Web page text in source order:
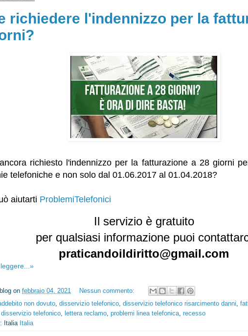
richiedere l'indennizzo per la
richiesto l'indennizzo per la fatturazione a 28 giorni
telefoniche e non solo dal 01.06.2017 al 01.04.2018?
aiutarti ProblemiTelefonici
Il servizio è gratuito
per qualsiasi informazione puoi
praticandoildiritto@gmail.com
blog on febbraio 04, 2021
Nessun commento:
non dovuto, disservizio telefonico, disservizio telefonico risarcimento danni,
telefonico, lettera reclamo, problemi linea telefonica, recesso
Italia Italia